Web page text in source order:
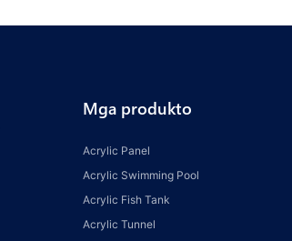
Mga produkto
Acrylic Panel
Acrylic Swimming Pool
Acrylic Fish Tank
Acrylic Tunnel